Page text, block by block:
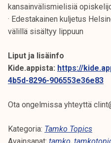
kansainvälismielisiä
· Edestakainen kuljetus
välillä sisältyy lippuun
Liput ja lisäinfo
Kide.appista: https://
4b5d-8296-906553e36e83
Ota ongelmissa yhteyttä
Kategoria: Tamko Topics